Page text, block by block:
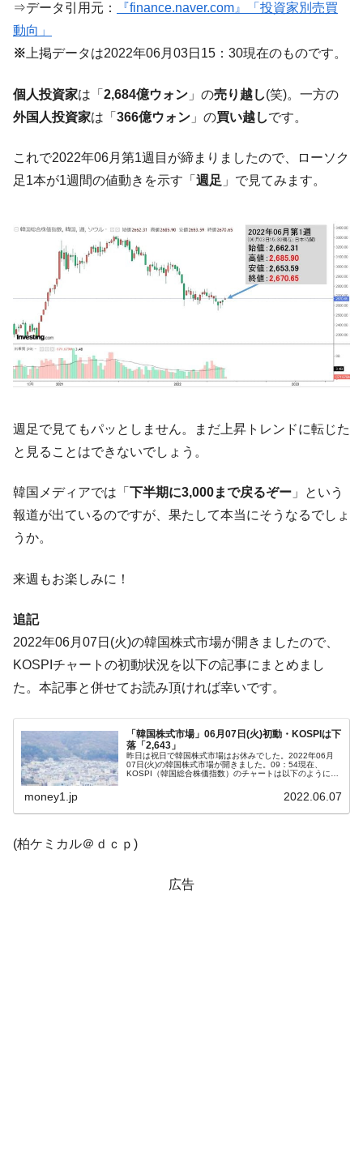
『Money1』
韓国型イージス搭載の次世代駆逐艦
「KDDX」1番艦、2032年竣工と公示
『Money1』
【対日本円】ウォン安が急進！ 日米の協調
『Money1』
韓国政府『BYD』車への補助金を全廃 ⇒ 実
は韓国で『BYD』車は売れている。6カ月で対前年同期比
『Money1』
く空港に詰めかけ「出て行け！」「極右勢力」のプラカー
『Money1』
韓国政府「2035年までに18.4GW規模のAIデ
ータセンター整備」⇒ だから無理だってば。
『Money1』
JPモルガン「韓国レバレッジETFの清算は
ほぼ終わった」
『Money1』
発。
『Money1』
韓国政府「ニセＫ-ブランドを通報しようキ
ャンペーン」⇒ あの名物教授も登場！
ぎ」では。
『Money1』
韓国鉄鋼最大手『POSCO』ズブズブ沈む。
『Money1』
米国下院「韓国の公務員個人をターゲット
にぶん殴る法案」提出！⇒ クーパン問題は合衆国企業に対
する差別。許してはおかぬ
他人事のような発言。
業績「史上最高益」当期純利益は前年同期比13.4倍に。
日本の誇る海洋資源調査船『白嶺』は先進技術の
塊！
Fact1
夏の甲子園、優勝校を最も多く輩出している都道
府県とは？
Fact1 今話題の「楽天ライオンズ」とは？
Fact1 奇跡の毛色「白毛馬」とは？
Fact1
全て勝つといくら？ 競馬GI競走で勝利騎手がもら
える賞金とは？
Fact1 平成仮面ライダーの意外すぎるモチーフとは？
⇒データ引用元：
『finance.naver.com』「投資家別売買
動向」
※上掲データは2022年06月03日15：30現在のものです。
個人投資家は「 2,684億ウォン 」の売り越し(笑)。一方の
外国人投資家は「 366億ウォン 」の買い越しです。
これで2022年06月第1週目が締まりましたので、ローソク
足1本が1週間の値動きを示す「 週足 」で見てみます。
週足で見てもパッとしません。まだ上昇トレンドに転じた
と見ることはできないでしょう。
韓国メディアでは「 下半期に3,000まで戻るぞー 」という
報道が出ているのですが、果たして本当にそうなるでしょ
うか。
来週もお楽しみに！
追記
2022年06月07日(火)の韓国株式市場が開きましたので、
KOSPIチャートの初動状況を以下の記事にまとめまし
た。本記事と併せてお読み頂ければ幸いです。
「韓国株式市場」06月07日(火)初動・KOSPIは下
落「2,643」
昨日は祝日で韓国株式市場はお休みでした。2022年06月
07日(火)の韓国株式市場が開きました。09：54現在、
KOSPI（韓国総合株価指数）のチャートは以下のようにな
money1.jp 2022.06.07
(柏ケミカル＠ｄｃｐ)
広告